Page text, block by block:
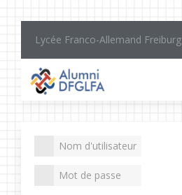
Lycée Franco-Allemand Freiburg